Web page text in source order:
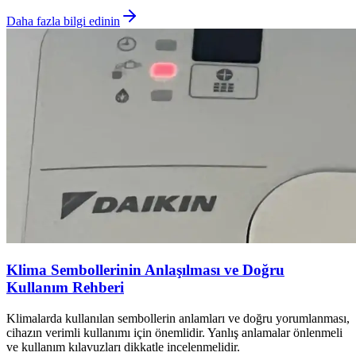
Daha fazla bilgi edinin
Klima Sembollerinin Anlaşılması ve Doğru
Kullanım Rehberi
Klimalarda kullanılan sembollerin anlamları ve doğru yorumlanması,
cihazın verimli kullanımı için önemlidir. Yanlış anlamalar önlenmeli
ve kullanım kılavuzları dikkatle incelenmelidir.